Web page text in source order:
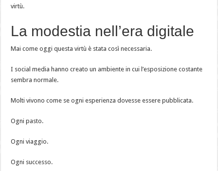
virtù.
La modestia nell’era digitale
Mai come oggi questa virtù è stata così necessaria.
I social media hanno creato un ambiente in cui l’esposizione costante
sembra normale.
Molti vivono come se ogni esperienza dovesse essere pubblicata.
Ogni pasto.
Ogni viaggio.
Ogni successo.